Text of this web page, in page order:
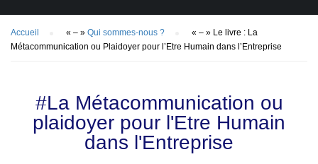
Accueil « – » Qui sommes-nous ? « – » Le livre : La
Métacommunication ou Plaidoyer pour l’Etre Humain dans l’Entreprise
#La Métacommunication ou
plaidoyer pour l'Etre Humain
dans l'Entreprise